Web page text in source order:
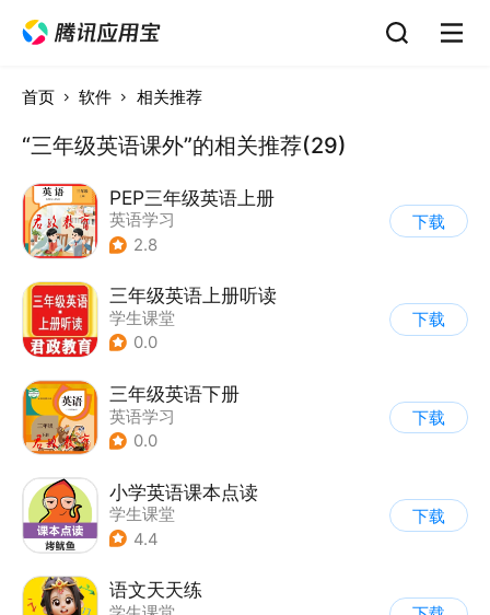
首页 软件 相关推荐
“三年级英语课外”的相关推荐(29)
PEP三年级英语上册
英语学习
2.8
下载
三年级英语上册听读
学生课堂
0.0
下载
三年级英语下册
英语学习
0.0
下载
小学英语课本点读
学生课堂
4.4
下载
语文天天练